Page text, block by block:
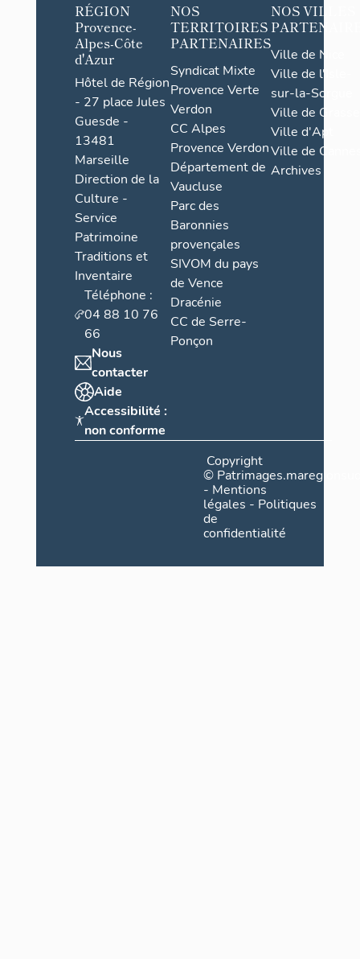
RÉGION
Provence-
Alpes-Côte
d'Azur
Hôtel de Région
- 27 place Jules
Guesde -
13481
Marseille
Direction de la
Culture -
Service
Patrimoine
Traditions et
Inventaire
Téléphone :
04 88 10 76
66
Nous
contacter
Aide
Accessibilité :
non conforme
NOS
TERRITOIRES
PARTENAIRES
Syndicat Mixte
Provence Verte
Verdon
CC Alpes
Provence Verdon
Département de
Vaucluse
Parc des
Baronnies
provençales
SIVOM du pays
de Vence
Dracénie
CC de Serre-
Ponçon
NOS VILLES
Ville de Nice
Ville de l'Isle-
sur-la-Sorgue
Ville de Grasse
Ville d'Apt
Ville de
Archives
Copyright
©
- Mentions
légales - Politiques
de
confidentialité